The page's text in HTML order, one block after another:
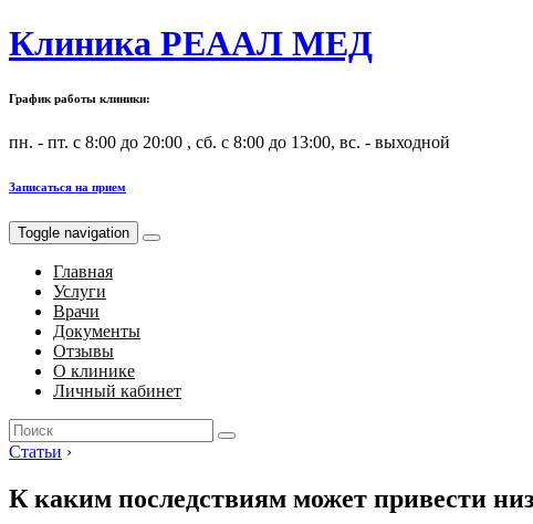
Клиника РЕААЛ МЕД
График работы клиники:
пн. - пт. с 8:00 до 20:00 , сб. с 8:00 до 13:00, вс. - выходной
Записаться на прием
Toggle navigation
Главная
Услуги
Врачи
Документы
Отзывы
О клинике
Личный кабинет
Search
for:
Статьи ›
К каким последствиям может привести